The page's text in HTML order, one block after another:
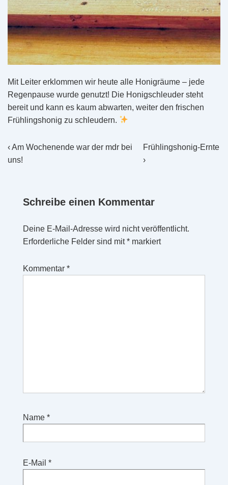
Mit Leiter erklommen wir heute alle Honigräume – jede
Regenpause wurde genutzt! Die Honigschleuder steht
bereit und kann es kaum abwarten, weiter den frischen
Frühlingshonig zu schleudern.
Beitragsnavigation
Vorheriger
Beitrag
‹ Am Wochenende war der mdr bei
uns!
Nächster
Beitrag
Frühlingshonig-Ernte
›
Schreibe einen Kommentar
Deine E-Mail-Adresse wird nicht veröffentlicht.
Erforderliche Felder sind mit* markiert
Kommentar *
Name *
E-Mail *